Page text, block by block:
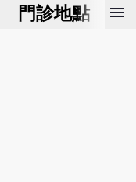
門診地點 預
menu